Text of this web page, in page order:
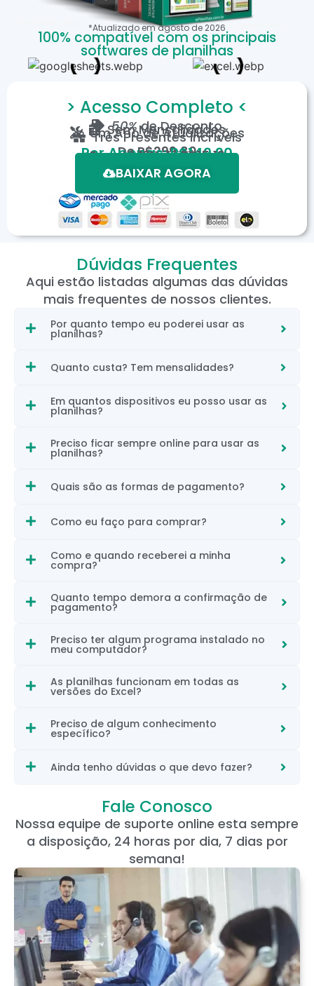
*Atualizado emagostode 2026
100% compatível com os principais
softwares de planilhas
> Acesso Completo <
50%de Desconto
Sem Mensalidades
Um Ano de Atualizações
Três Presentes Incríveis
DeR$299,80
Por Apenas: R$149,90
Em até 12X de R$15,19
*Oferta válida por tempo limitado.
BAIXAR AGORA
Dúvidas Frequentes
Aqui estão listadas algumas das dúvidas
mais frequentes de nossos clientes.
Por quanto tempo eu poderei usar as
planilhas?
Quanto custa? Tem mensalidades?
Em quantos dispositivos eu posso usar as
planilhas?
Preciso ficar sempre online para usar as
planilhas?
Quais são as formas de pagamento?
Como eu faço para comprar?
Como e quando receberei a minha
compra?
Quanto tempo demora a confirmação de
pagamento?
Preciso ter algum programa instalado no
meu computador?
As planilhas funcionam em todas as
versões do Excel?
Preciso de algum conhecimento
específico?
Ainda tenho dúvidas o que devo fazer?
Fale Conosco
Nossa equipe de suporte online esta sempre
a disposição, 24 horas por dia, 7 dias por
semana!